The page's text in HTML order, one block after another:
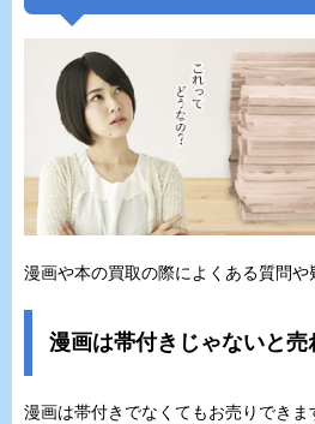
漫画や本の買取の際によくある質問や
漫画は帯付きじゃないと売
漫画は帯付きでなくてもお売りできま